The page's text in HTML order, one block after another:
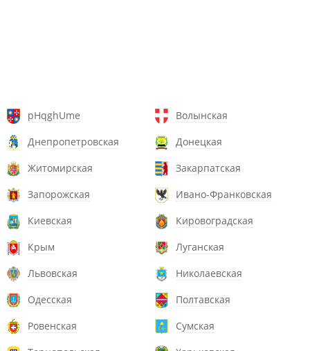
pHqghUme
Волынская
Днепропетровская
Донецкая
Житомирская
Закарпатская
Запорожская
Ивано-Франковская
Киевская
Кировоградская
Крым
Луганская
Львовская
Николаевская
Одесская
Полтавская
Ровенская
Сумская